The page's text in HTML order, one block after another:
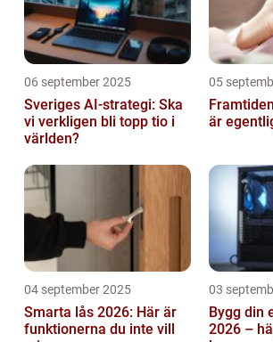
06 september 2025
Sveriges AI-strategi: Ska
vi verkligen bli topp tio i
världen?
05
är
04 september 2025
Smarta lås 2026: Här är
funktionerna du inte vill
03
Bygg din
2026 –